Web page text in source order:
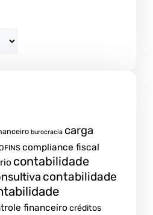
burocracia carga
compliance fiscal
contabilidade
contabilidade
financeiro créditos